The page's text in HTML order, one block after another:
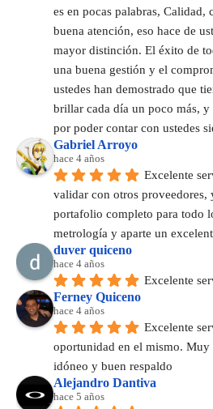
es en pocas palabras,
buena atención, eso hace de
mayor distinción. El éxito de
una buena gestión y el
ustedes han demostrado que
brillar cada día un poco más, y
por poder contar con ustedes
Gabriel Arroyo
hace 4 años
Excelente
validar con otros proveedores,
portafolio completo para todo
metrología y aparte un
duver quiceno
hace 4 años
Excelente
Ferney Quiceno
hace 4 años
Excelente
oportunidad en el mismo. Muy
idóneo y buen respaldo
Alejandro Dantiva
hace 5 años